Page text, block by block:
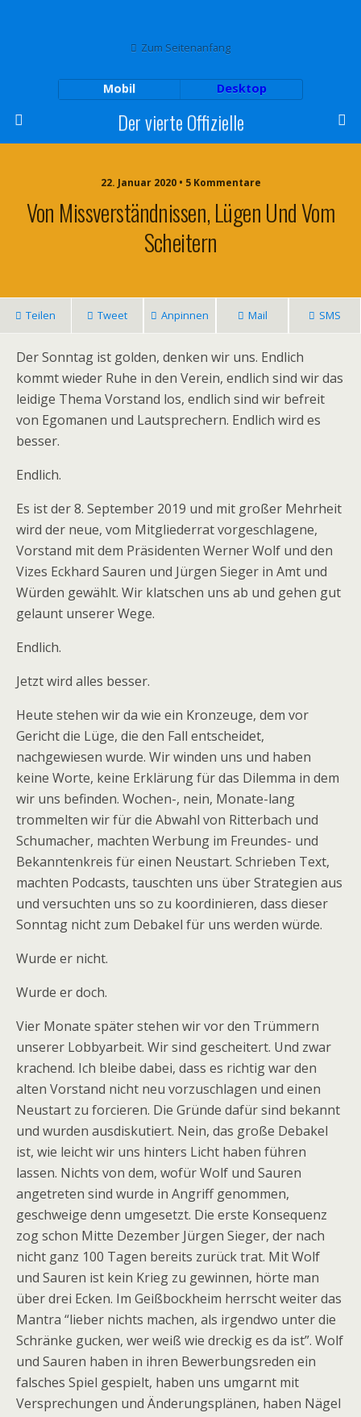
Zum Seitenanfang
Mobil Desktop
Der vierte Offizielle
22. Januar 2020 • 5 Kommentare
Von Missverständnissen, Lügen Und Vom
Scheitern
Teilen Tweet Anpinnen Mail SMS
Der Sonntag ist golden, denken wir uns. Endlich
kommt wieder Ruhe in den Verein, endlich sind wir das
leidige Thema Vorstand los, endlich sind wir befreit
von Egomanen und Lautsprechern. Endlich wird es
besser.
Endlich.
Es ist der 8. September 2019 und mit großer Mehrheit
wird der neue, vom Mitgliederrat vorgeschlagene,
Vorstand mit dem Präsidenten Werner Wolf und den
Vizes Eckhard Sauren und Jürgen Sieger in Amt und
Würden gewählt. Wir klatschen uns ab und gehen gut
gelaunt unserer Wege.
Endlich.
Jetzt wird alles besser.
Heute stehen wir da wie ein Kronzeuge, dem vor
Gericht die Lüge, die den Fall entscheidet,
nachgewiesen wurde. Wir winden uns und haben
keine Worte, keine Erklärung für das Dilemma in dem
wir uns befinden. Wochen-, nein, Monate-lang
trommelten wir für die Abwahl von Ritterbach und
Schumacher, machten Werbung im Freundes- und
Bekanntenkreis für einen Neustart. Schrieben Text,
machten Podcasts, tauschten uns über Strategien aus
und versuchten uns so zu koordinieren, dass dieser
Sonntag nicht zum Debakel für uns werden würde.
Wurde er nicht.
Wurde er doch.
Vier Monate später stehen wir vor den Trümmern
unserer Lobbyarbeit. Wir sind gescheitert. Und zwar
krachend. Ich bleibe dabei, dass es richtig war den
alten Vorstand nicht neu vorzuschlagen und einen
Neustart zu forcieren. Die Gründe dafür sind bekannt
und wurden ausdiskutiert. Nein, das große Debakel
ist, wie leicht wir uns hinters Licht haben führen
lassen. Nichts von dem, wofür Wolf und Sauren
angetreten sind wurde in Angriff genommen,
geschweige denn umgesetzt. Die erste Konsequenz
zog schon Mitte Dezember Jürgen Sieger, der nach
nicht ganz 100 Tagen bereits zurück trat. Mit Wolf
und Sauren ist kein Krieg zu gewinnen, hörte man
über drei Ecken. Im Geißbockheim herrscht weiter das
Mantra “lieber nichts machen, als irgendwo unter die
Schränke gucken, wer weiß wie dreckig es da ist”. Wolf
und Sauren haben in ihren Bewerbungsreden ein
falsches Spiel gespielt, haben uns umgarnt mit
Versprechungen und Änderungsplänen, haben Nägel